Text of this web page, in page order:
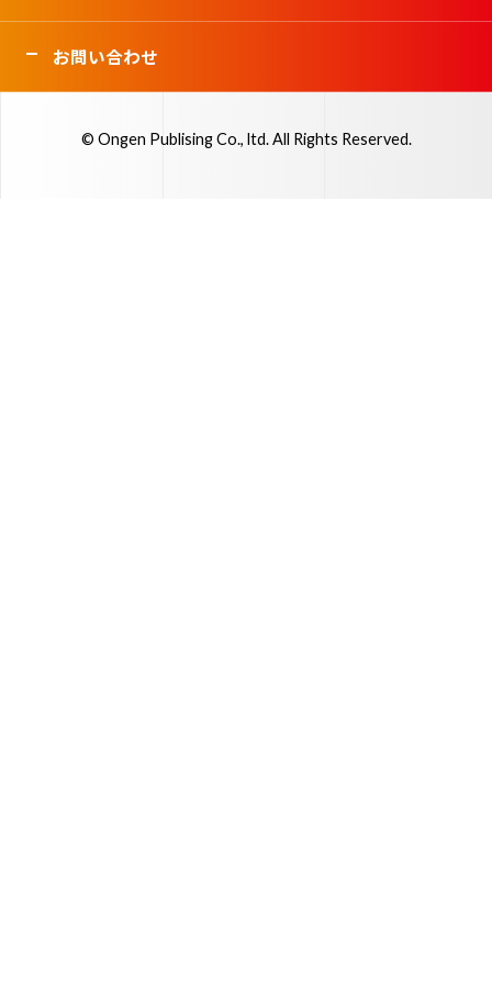
お問い合わせ
© Ongen Publising Co., ltd. All Rights Reserved.